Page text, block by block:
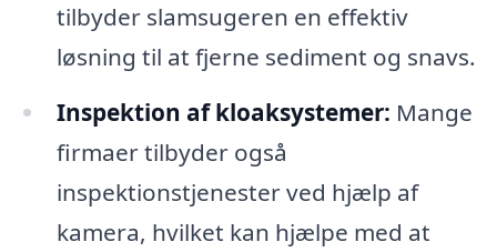
tilbyder slamsugeren en effektiv
løsning til at fjerne sediment og snavs.
Inspektion af kloaksystemer: Mange
firmaer tilbyder også
inspektionstjenester ved hjælp af
kamera, hvilket kan hjælpe med at